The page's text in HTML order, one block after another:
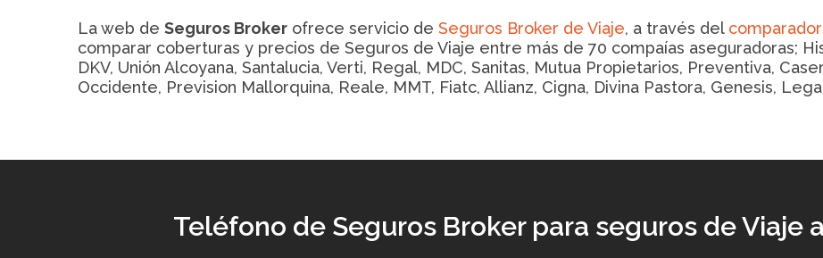
La web de Seguros Broker ofrece servicio de Seguros Broker de Viaje, a través del
comparar coberturas y precios de Seguros de Viaje entre más de 70 compaías aseguradoras;
DKV, Unión Alcoyana, Santalucia, Verti, Regal, MDC, Sanitas, Mutua Propietarios, Preventiva,
Occidente, Prevision Mallorquina, Reale, MMT, Fiatc, Allianz, Cigna, Divina Pastora, Genesis,
Teléfono de Seguros Broker para seguros de Viaje